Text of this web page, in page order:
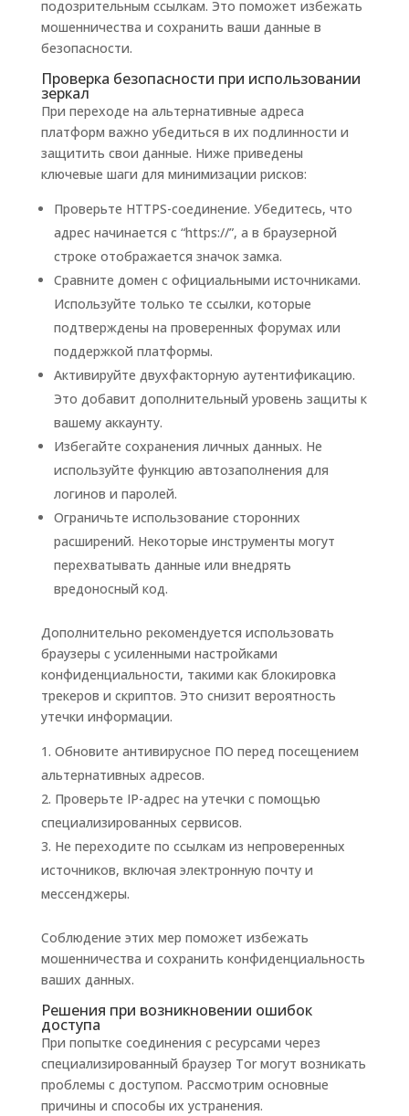
подозрительным ссылкам. Это поможет избежать
мошенничества и сохранить ваши данные в
безопасности.
Проверка безопасности при использовании
зеркал
При переходе на альтернативные адреса
платформ важно убедиться в их подлинности и
защитить свои данные. Ниже приведены
ключевые шаги для минимизации рисков:
Проверьте HTTPS-соединение. Убедитесь, что
адрес начинается с “https://”, а в браузерной
строке отображается значок замка.
Сравните домен с официальными источниками.
Используйте только те ссылки, которые
подтверждены на проверенных форумах или
поддержкой платформы.
Активируйте двухфакторную аутентификацию.
Это добавит дополнительный уровень защиты к
вашему аккаунту.
Избегайте сохранения личных данных. Не
используйте функцию автозаполнения для
логинов и паролей.
Ограничьте использование сторонних
расширений. Некоторые инструменты могут
перехватывать данные или внедрять
вредоносный код.
Дополнительно рекомендуется использовать
браузеры с усиленными настройками
конфиденциальности, такими как блокировка
трекеров и скриптов. Это снизит вероятность
утечки информации.
Обновите антивирусное ПО перед посещением
альтернативных адресов.
Проверьте IP-адрес на утечки с помощью
специализированных сервисов.
Не переходите по ссылкам из непроверенных
источников, включая электронную почту и
мессенджеры.
Соблюдение этих мер поможет избежать
мошенничества и сохранить конфиденциальность
ваших данных.
Решения при возникновении ошибок
доступа
При попытке соединения с ресурсами через
специализированный браузер Tor могут возникать
проблемы с доступом. Рассмотрим основные
причины и способы их устранения.